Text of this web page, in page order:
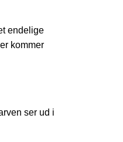
endelige
kommer
ser ud i